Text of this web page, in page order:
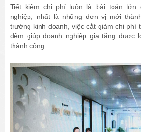
Tiết kiệm chi phí luôn là bài toán lớn
nghiệp, nhất là những đơn vị mới
trường kinh doanh, việc cắt giảm chi phí
đệm giúp doanh nghiệp gia tăng được
thành công.